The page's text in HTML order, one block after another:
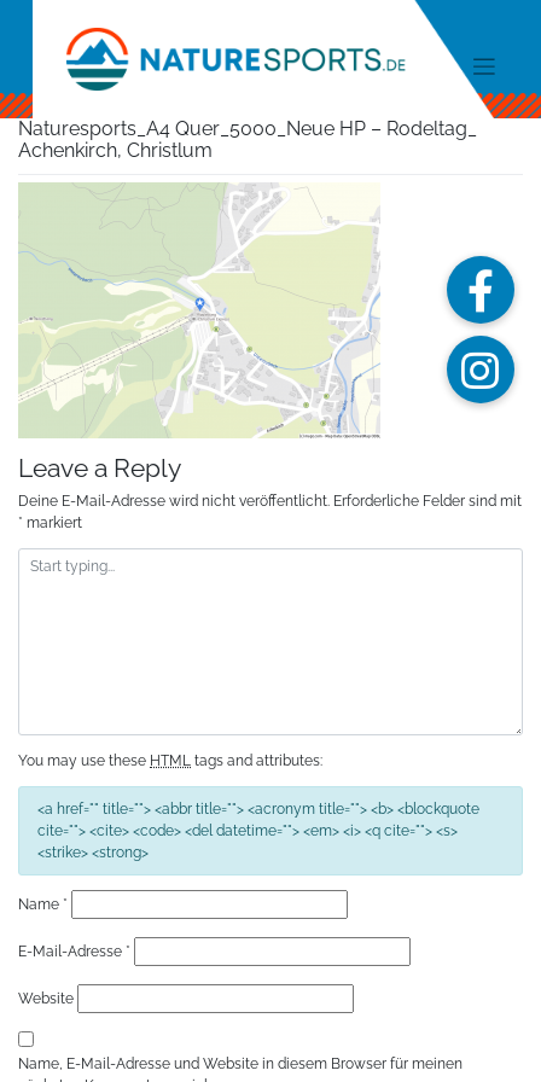
Naturesports_A4 Quer_5000_Neue HP – Rodeltag_
Achenkirch, Christlum
Leave a Reply
Deine E-Mail-Adresse wird nicht veröffentlicht. Erforderliche Felder sind mit
* markiert
You may use these HTML tags and attributes:
<a href="" title=""> <abbr title=""> <acronym title=""> <b> <blockquote
cite=""> <cite> <code> <del datetime=""> <em> <i> <q cite=""> <s>
<strike> <strong>
Name *
E-Mail-Adresse *
Website
Name, E-Mail-Adresse und Website in diesem Browser für meinen